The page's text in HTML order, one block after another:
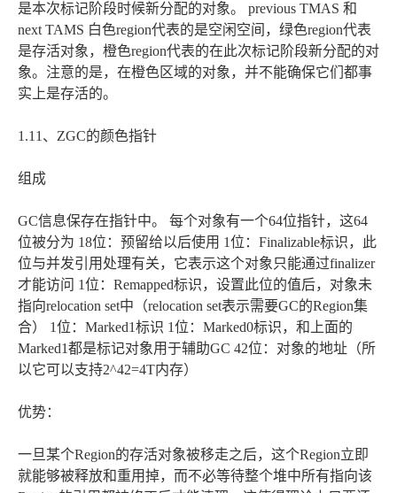
是本次标记阶段时候新分配的对象。 previous TMAS 和
next TAMS 白色region代表的是空闲空间，绿色region代表
是存活对象，橙色region代表的在此次标记阶段新分配的对
象。注意的是，在橙色区域的对象，并不能确保它们都事
实上是存活的。
1.11、ZGC的颜色指针
组成
GC信息保存在指针中。 每个对象有一个64位指针，这64
位被分为 18位：预留给以后使用 1位：Finalizable标识，此
位与并发引用处理有关，它表示这个对象只能通过finalizer
才能访问 1位：Remapped标识，设置此位的值后，对象未
指向relocation set中（relocation set表示需要GC的Region集
合） 1位：Marked1标识 1位：Marked0标识，和上面的
Marked1都是标记对象用于辅助GC 42位：对象的地址（所
以它可以支持2^42=4T内存）
优势：
一旦某个Region的存活对象被移走之后，这个Region立即
就能够被释放和重用掉，而不必等待整个堆中所有指向该